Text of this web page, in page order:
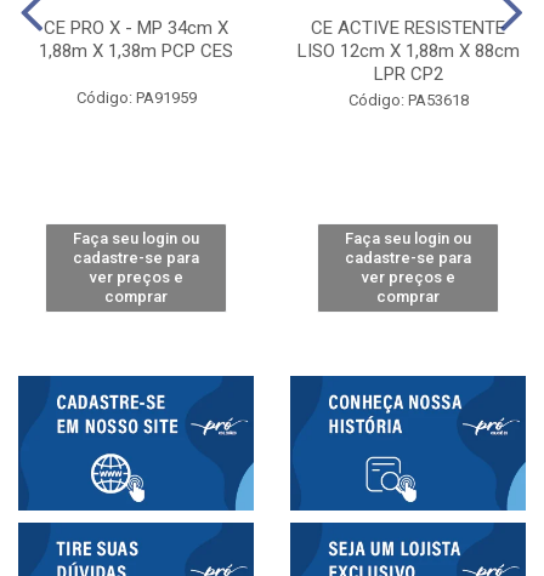
CE PRO X - MP 34cm X
1,88m X 1,38m PCP CES
Código: PA91959
Faça seu login ou
cadastre-se para
ver preços e
comprar
CE ACTIVE RESISTENTE
LISO 12cm X 1,88m X 88cm
LPR CP2
Código: PA53618
Faça seu login ou
cadastre-se para
ver preços e
comprar